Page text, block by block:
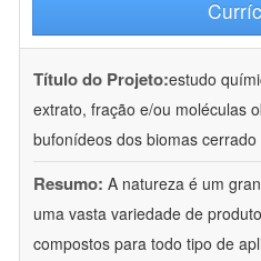
Título do Projeto:estudo
extrato, fração e/ou moléculas
bufonídeos dos biomas
Resumo: A natureza é um
uma vasta variedade de
compostos para todo tipo de